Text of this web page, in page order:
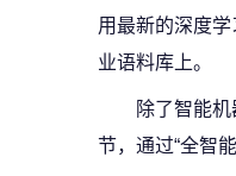
用最新的深度
业语料库上。
除了智能
节，通过“全智